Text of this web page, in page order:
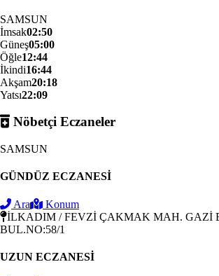
SAMSUN
İmsak02:50
Güneş05:00
Öğle12:44
İkindi16:44
Akşam20:18
Yatsı22:09
Nöbetçi Eczaneler
SAMSUN
GÜNDÜZ ECZANESİ
Ara
Konum
İLKADIM / FEVZİ ÇAKMAK MAH. GAZİ
BUL.NO:58/1
UZUN ECZANESİ